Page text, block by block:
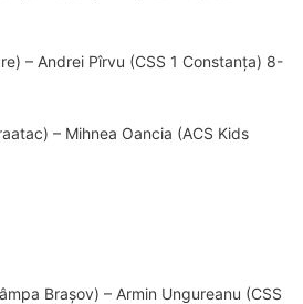
– Andrei Pîrvu (CSS 1 Constanța) 8-
– Mihnea Oancia (ACS Kids
Brașov) – Armin Ungureanu (CSS